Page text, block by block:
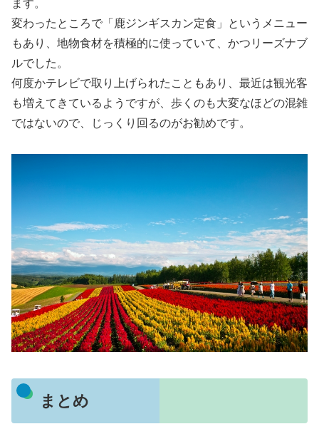
ます。
変わったところで「鹿ジンギスカン定食」というメニュー
もあり、地物食材を積極的に使っていて、かつリーズナブ
ルでした。
何度かテレビで取り上げられたこともあり、最近は観光客
も増えてきているようですが、歩くのも大変なほどの混雑
ではないので、じっくり回るのがお勧めです。
まとめ